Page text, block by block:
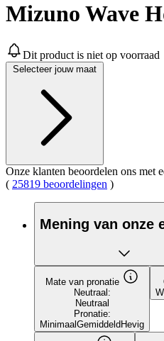
Mizuno Wave
Dit product is niet op voorraad
Selecteer jouw maat
Onze klanten beoordelen ons met
( 25819 beoordelingen )
Mening van onze
Mate van pronatie
Neutraal:
Neutraal
Pronatie:
MinimaalGemiddeldHevig